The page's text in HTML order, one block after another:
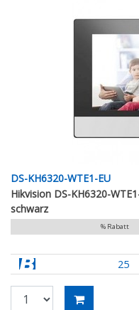
DS-KH6320-WTE1-EU
Hikvision DS-KH6320-
schwarz
% Rabatt
25